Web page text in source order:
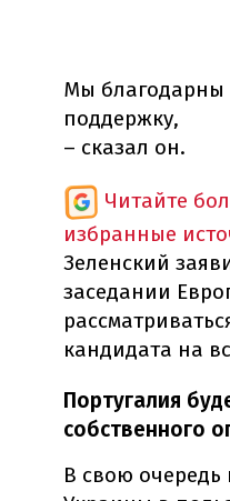
Мы благодарны
поддержку,
– сказал он.
Читайте
избранные
Зеленский
заседании
кандидата на
Португалия
собственного
В свою очередь